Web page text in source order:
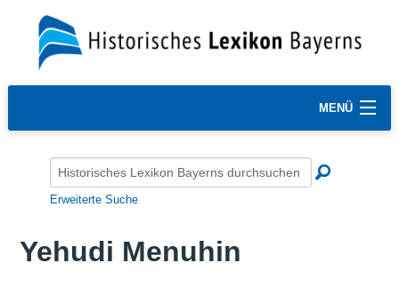
MENÜ
Erweiterte Suche
Yehudi Menuhin